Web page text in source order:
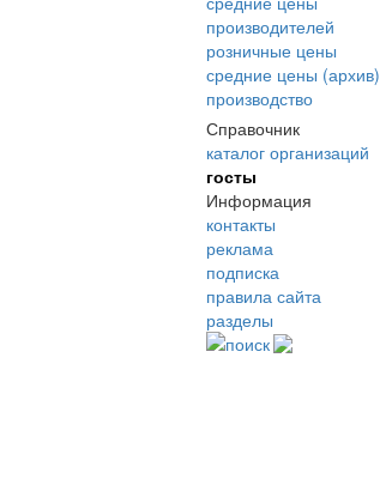
производителей
розничные цены
средние цены (архив)
производство
Справочник
каталог организаций
госты
Информация
контакты
реклама
подписка
правила сайта
разделы
поиск